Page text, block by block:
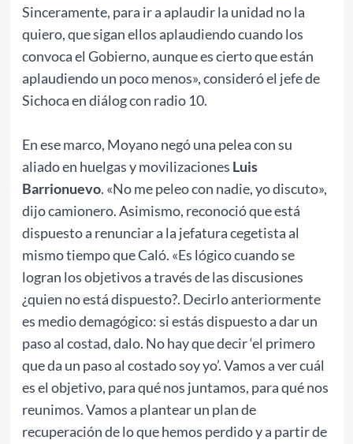
Sinceramente, para ir a aplaudir la unidad no la
quiero, que sigan ellos aplaudiendo cuando los
convoca el Gobierno, aunque es cierto que están
aplaudiendo un poco menos», consideró el jefe de
Sichoca en diálog con radio 10.
En ese marco, Moyano negó una pelea con su
aliado en huelgas y movilizaciones Luis
Barrionuevo. «No me peleo con nadie, yo discuto»,
dijo camionero. Asimismo, reconoció que está
dispuesto a renunciar a la jefatura cegetista al
mismo tiempo que Caló. «Es lógico cuando se
logran los objetivos a través de las discusiones
¿quien no está dispuesto?. Decirlo anteriormente
es medio demagógico: si estás dispuesto a dar un
paso al costad, dalo. No hay que decir ‘el primero
que da un paso al costado soy yo’. Vamos a ver cuál
es el objetivo, para qué nos juntamos, para qué nos
reunimos. Vamos a plantear un plan de
recuperación de lo que hemos perdido y a partir de